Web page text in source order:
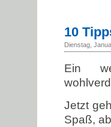
10
Dienstag,
Ein
Jetzt
Spaß,